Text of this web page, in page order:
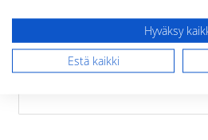
Arvostelu
Hyväksy
Estä kaikki